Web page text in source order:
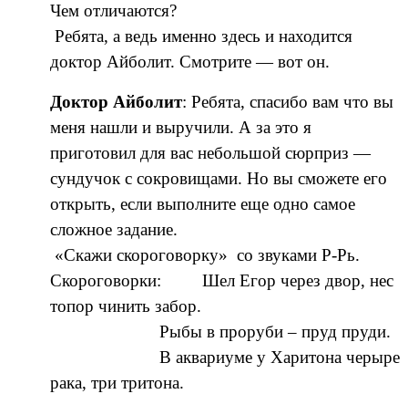
Чем отличаются?
Ребята, а ведь именно здесь и находится
доктор Айболит. Смотрите — вот он.
Доктор Айболит: Ребята, спасибо вам что вы
меня нашли и выручили. А за это я
приготовил для вас небольшой сюрприз —
сундучок с сокровищами. Но вы сможете его
открыть, если выполните еще одно самое
сложное задание.
«Скажи скороговорку» со звуками Р-Рь.
Скороговорки: Шел Егор через двор, нес
топор чинить забор.
Рыбы в проруби – пруд пруди.
В аквариуме у Харитона черыре
рака, три тритона.